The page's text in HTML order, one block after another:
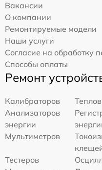
Вакансии
О компании
Ремонтируемые модели
Наши услуги
Согласие на обработку
Способы оплаты
Ремонт
Калибраторов
Анализаторов
энергии
Мультиметров
Тестеров